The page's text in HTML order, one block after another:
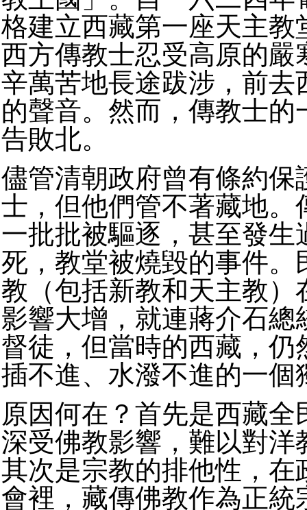
格建立西藏第一座天主教
西方傳教士忍受高原的嚴
辛萬苦地長途跋涉，前去
的聲音。然而，傳教士的
告敗北。
儘管清朝政府曾有條約保
士，但他們管不著藏地。
一批批被驅逐，甚至發生
死，教堂被燒毀的事件。
教（包括新教和天主教）
影響大增，就連蔣介石總
督徒，但當時的西藏，仍
插不進、水潑不進的一個
原因何在？首先是西藏全
深受佛教影響，難以對洋
其次是宗教的排他性，在
會裡，藏傳佛教作為正統